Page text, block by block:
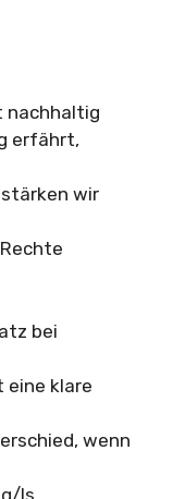
nachhaltig
erfährt,
wir
bei
eine klare
wenn
ls